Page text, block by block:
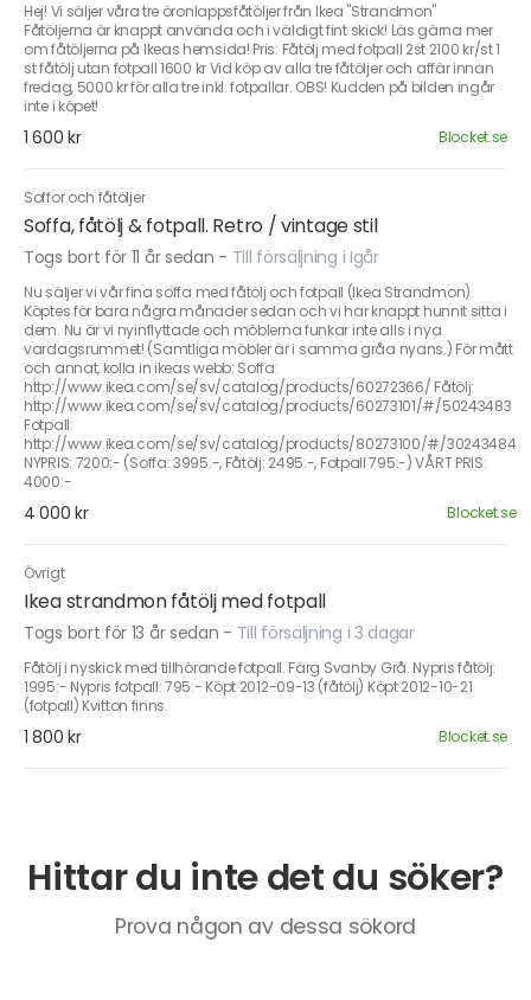
Hej! Vi säljer våra tre öronlappsfåtöljer från Ikea "Strandmon"
Fåtöljerna är knappt använda och i väldigt fint skick! Läs gärna mer
om fåtöljerna på Ikeas hemsida! Pris: Fåtölj med fotpall 2st 2100 kr/st 1
st fåtölj utan fotpall 1600 kr Vid köp av alla tre fåtöljer och affär innan
fredag, 5000 kr för alla tre inkl. fotpallar. OBS! Kudden på bilden ingår
inte i köpet!
1 600 kr Blocket.se
Soffor och fåtöljer
Soffa, fåtölj & fotpall. Retro / vintage stil
Togs bort för 11 år sedan - Till försäljning i Igår
Nu säljer vi vår fina soffa med fåtölj och fotpall (Ikea Strandmon).
Köptes för bara några månader sedan och vi har knappt hunnit sitta i
dem. Nu är vi nyinflyttade och möblerna funkar inte alls i nya
vardagsrummet! (Samtliga möbler är i samma gråa nyans.) För mått
och annat, kolla in ikeas webb: Soffa:
http://www.ikea.com/se/sv/catalog/products/60272366/ Fåtölj:
http://www.ikea.com/se/sv/catalog/products/60273101/#/50243483
Fotpall:
http://www.ikea.com/se/sv/catalog/products/80273100/#/30243484
NYPRIS: 7200:- (Soffa: 3995:-, Fåtölj: 2495:-, Fotpall 795:-) VÅRT PRIS:
4000:-
4 000 kr Blocket.se
Övrigt
Ikea strandmon fåtölj med fotpall
Togs bort för 13 år sedan - Till försäljning i 3 dagar
Fåtölj i nyskick med tillhörande fotpall. Färg Svanby Grå. Nypris fåtölj:
1995:- Nypris fotpall: 795:- Köpt 2012-09-13 (fåtölj) Köpt 2012-10-21
(fotpall) Kvitton finns.
1 800 kr Blocket.se
Hittar du inte det du söker?
Prova någon av dessa sökord